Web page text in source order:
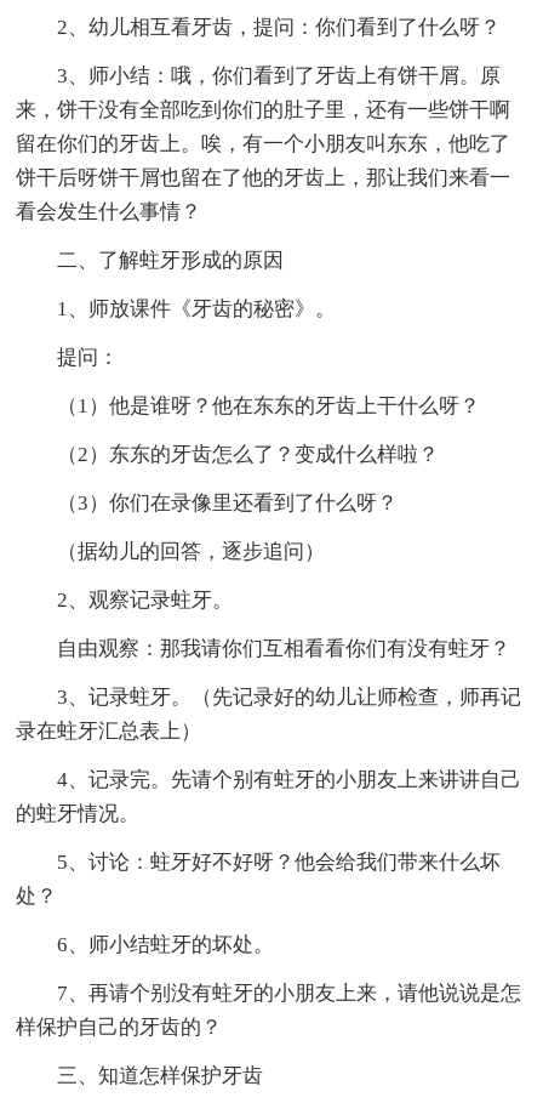
2、幼儿相互看牙齿，提问：你们看到了什么呀？
3、师小结：哦，你们看到了牙齿上有饼干屑。原
来，饼干没有全部吃到你们的肚子里，还有一些饼干啊
留在你们的牙齿上。唉，有一个小朋友叫东东，他吃了
饼干后呀饼干屑也留在了他的牙齿上，那让我们来看一
看会发生什么事情？
二、了解蛀牙形成的原因
1、师放课件《牙齿的秘密》。
提问：
（1）他是谁呀？他在东东的牙齿上干什么呀？
（2）东东的牙齿怎么了？变成什么样啦？
（3）你们在录像里还看到了什么呀？
（据幼儿的回答，逐步追问）
2、观察记录蛀牙。
自由观察：那我请你们互相看看你们有没有蛀牙？
3、记录蛀牙。（先记录好的幼儿让师检查，师再记
录在蛀牙汇总表上）
4、记录完。先请个别有蛀牙的小朋友上来讲讲自己
的蛀牙情况。
5、讨论：蛀牙好不好呀？他会给我们带来什么坏
处？
6、师小结蛀牙的坏处。
7、再请个别没有蛀牙的小朋友上来，请他说说是怎
样保护自己的牙齿的？
三、知道怎样保护牙齿